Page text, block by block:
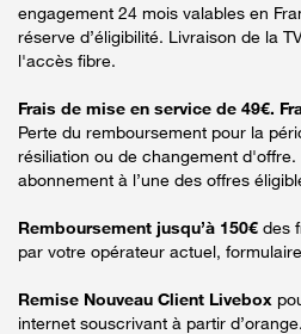
engagement 24 mois valables en
réserve d’éligibilité. Livraison de la
l'accès fibre.
Frais de mise en service de 49€.
Perte du remboursement pour la
résiliation ou de changement
abonnement à l’une des offres
Remboursement jusqu’à 150€ des
par votre opérateur actuel, formulaire
Remise Nouveau Client Livebox
internet souscrivant à partir